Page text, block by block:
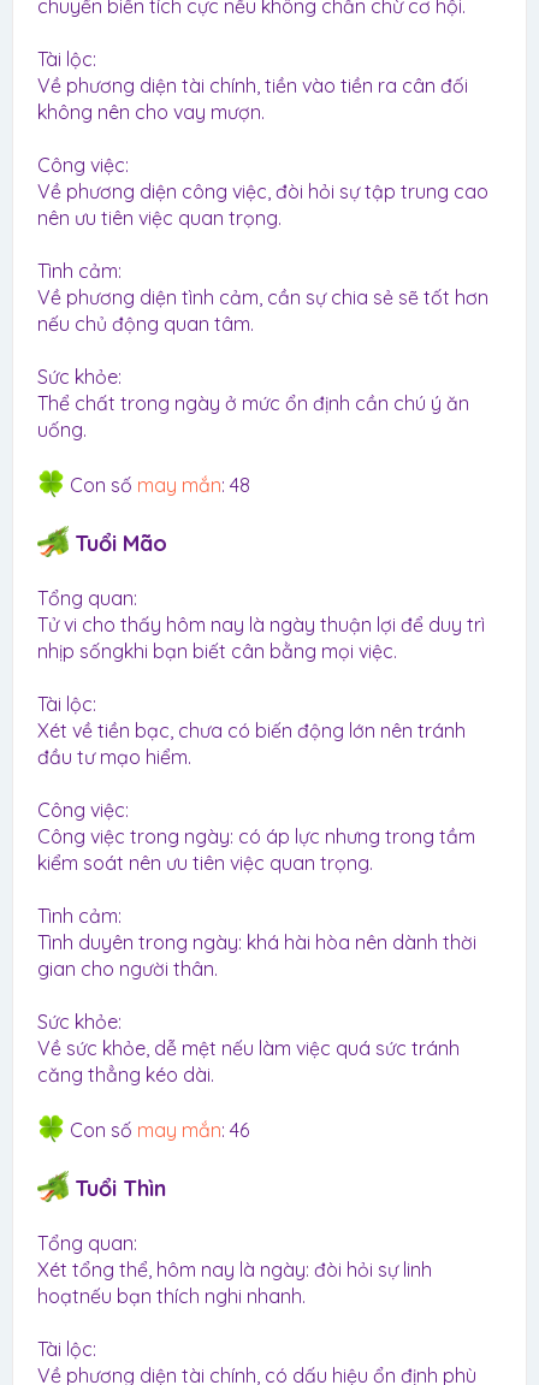
chuyển biến tích cực nếu không chần chừ cơ hội.
Tài lộc:
Về phương diện tài chính, tiền vào tiền ra cân đối
không nên cho vay mượn.
Công việc:
Về phương diện công việc, đòi hỏi sự tập trung cao
nên ưu tiên việc quan trọng.
Tình cảm:
Về phương diện tình cảm, cần sự chia sẻ sẽ tốt hơn
nếu chủ động quan tâm.
Sức khỏe:
Thể chất trong ngày ở mức ổn định cần chú ý ăn
uống.
Con số may mắn: 48
Tuổi Mão
Tổng quan:
Tử vi cho thấy hôm nay là ngày thuận lợi để duy trì
nhịp sốngkhi bạn biết cân bằng mọi việc.
Tài lộc:
Xét về tiền bạc, chưa có biến động lớn nên tránh
đầu tư mạo hiểm.
Công việc:
Công việc trong ngày: có áp lực nhưng trong tầm
kiểm soát nên ưu tiên việc quan trọng.
Tình cảm:
Tình duyên trong ngày: khá hài hòa nên dành thời
gian cho người thân.
Sức khỏe:
Về sức khỏe, dễ mệt nếu làm việc quá sức tránh
căng thẳng kéo dài.
Con số may mắn: 46
Tuổi Thìn
Tổng quan:
Xét tổng thể, hôm nay là ngày: đòi hỏi sự linh
hoạtnếu bạn thích nghi nhanh.
Tài lộc:
Về phương diện tài chính, có dấu hiệu ổn định phù